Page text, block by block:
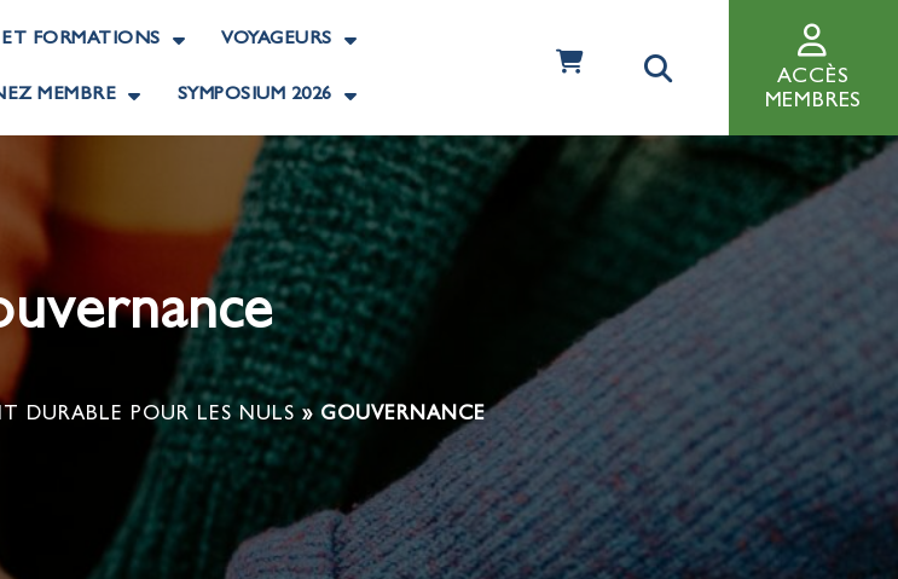
FORMATIONS VOYAGEURS
MEMBRE SYMPOSIUM 2026
ACCÈS
MEMBRES
DURABLE POUR LES NULS » GOUVERNANCE